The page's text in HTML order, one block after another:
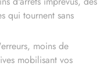
qui tournent sans
moins de
mobilisant vos